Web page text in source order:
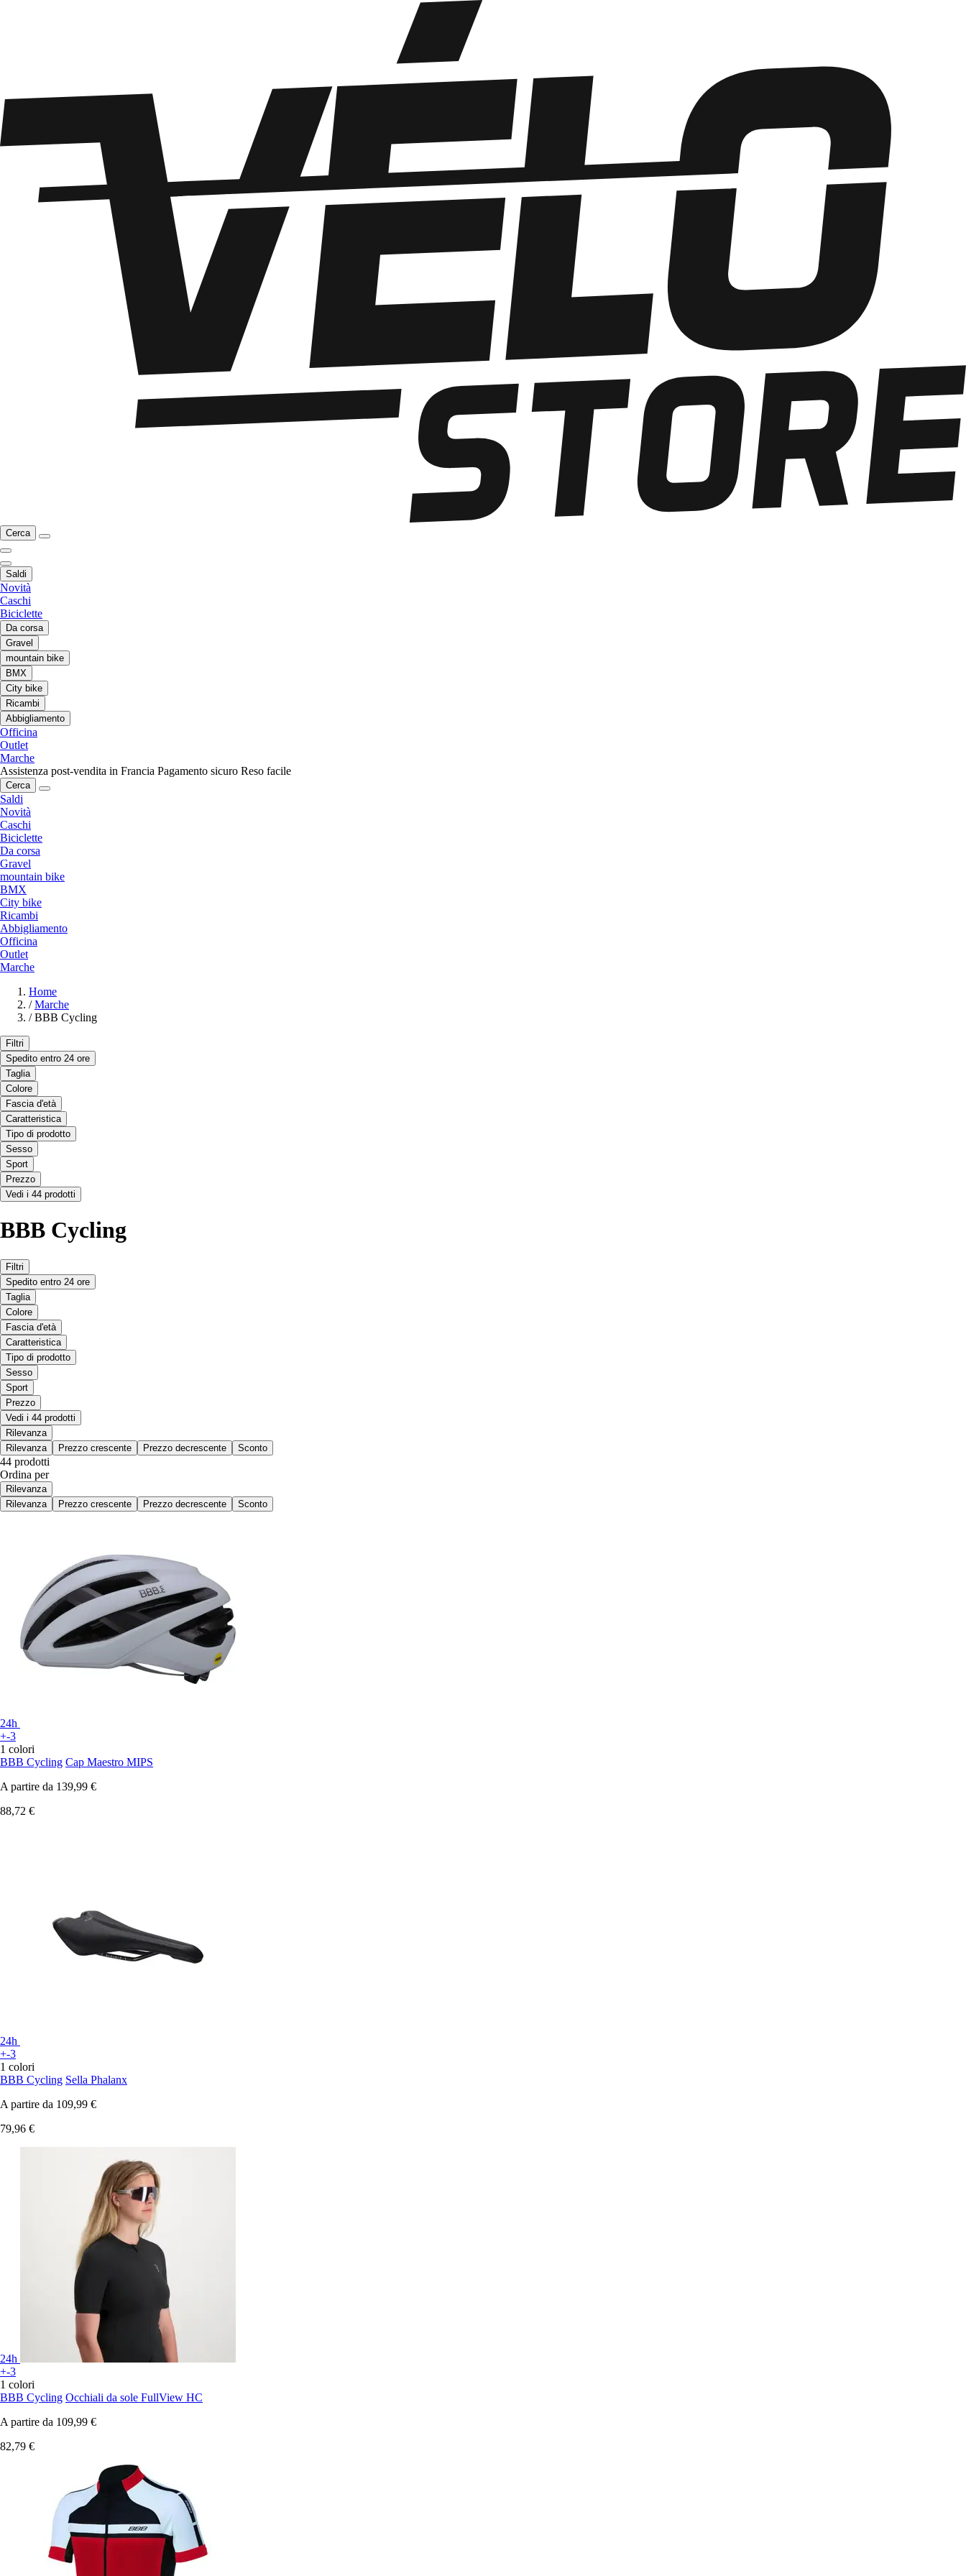
Cerca
Saldi
Novità
Caschi
Biciclette
Da corsa
Gravel
mountain bike
BMX
City bike
Ricambi
Abbigliamento
Officina
Outlet
Marche
Assistenza post-vendita in Francia Pagamento sicuro Reso facile
Cerca
Saldi
Novità
Caschi
Biciclette
Da corsa
Gravel
mountain bike
BMX
City bike
Ricambi
Abbigliamento
Officina
Outlet
Marche
Home
/ Marche
/ BBB Cycling
Filtri
Spedito entro 24 ore
Taglia
Colore
Fascia d'età
Caratteristica
Tipo di prodotto
Sesso
Sport
Prezzo
Vedi i 44 prodotti
BBB Cycling
Filtri
Spedito entro 24 ore
Taglia
Colore
Fascia d'età
Caratteristica
Tipo di prodotto
Sesso
Sport
Prezzo
Vedi i 44 prodotti
Rilevanza
Rilevanza
Prezzo crescente Prezzo decrescente Sconto
44 prodotti
Ordina per
Rilevanza
Rilevanza
Prezzo crescente Prezzo decrescente Sconto
24h
+-3
1 colori
BBB Cycling Cap Maestro MIPS
A partire da 139,99 €
88,72 €
24h
+-3
1 colori
BBB Cycling Sella Phalanx
A partire da 109,99 €
79,96 €
24h
+-3
1 colori
BBB Cycling Occhiali da sole FullView HC
A partire da 109,99 €
82,79 €